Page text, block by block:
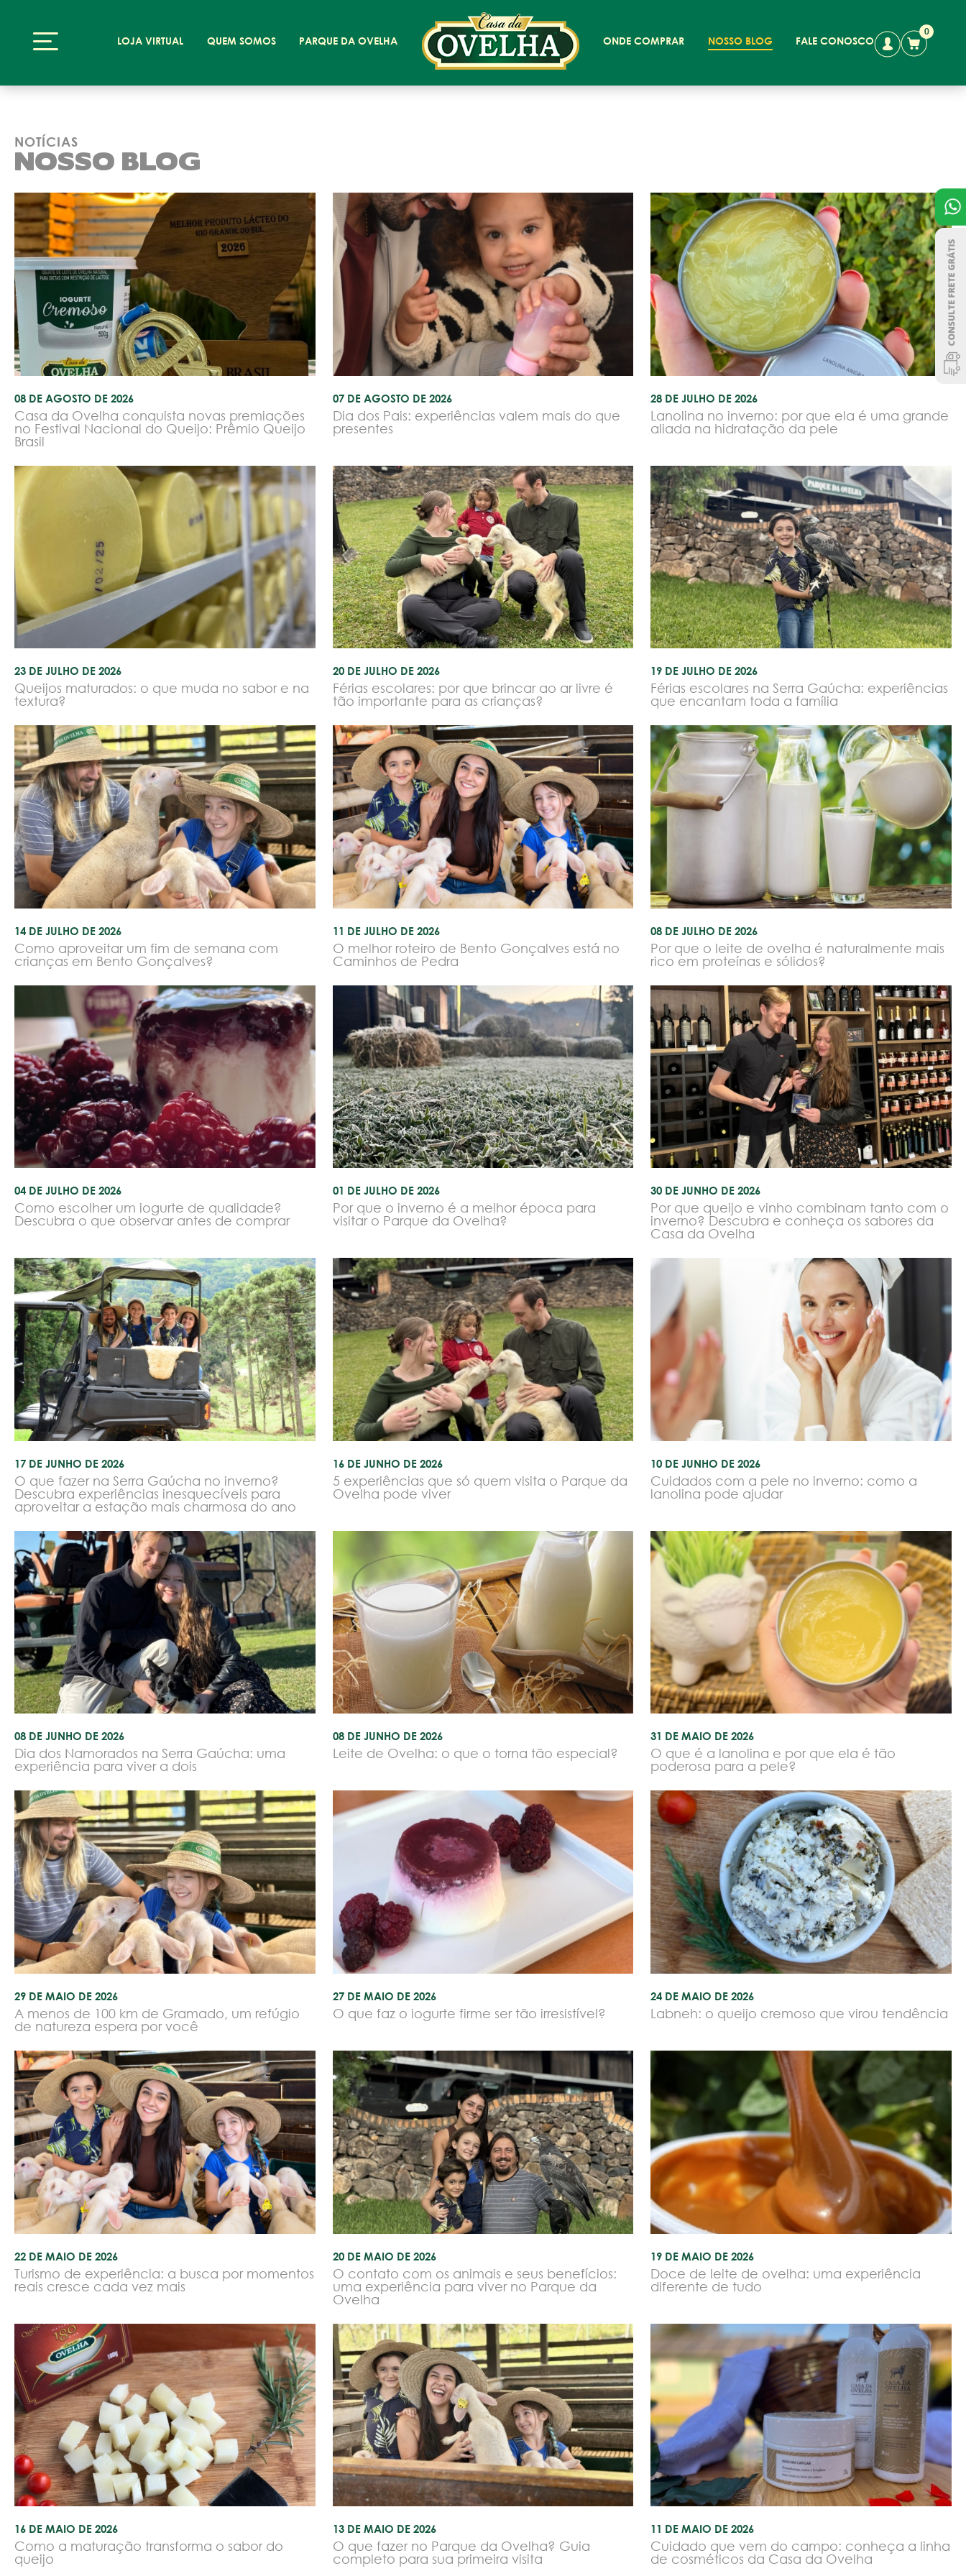
0
LOJA VIRTUAL QUEM SOMOS PARQUE DA OVELHA ONDE COMPRAR NOSSO BLOG FALE CONOSCO
NOTÍCIAS
NOSSO BLOG
08 DE AGOSTO DE 2026
Casa da Ovelha conquista novas premiações
no Festival Nacional do Queijo: Prêmio Queijo
Brasil
07 DE AGOSTO DE 2026
Dia dos Pais: experiências valem mais do que
presentes
28 DE JULHO DE 2026
Lanolina no inverno: por que ela é uma grande
aliada na hidratação da pele
23 DE JULHO DE 2026
Queijos maturados: o que muda no sabor e na
textura?
20 DE JULHO DE 2026
Férias escolares: por que brincar ao ar livre é
tão importante para as crianças?
19 DE JULHO DE 2026
Férias escolares na Serra Gaúcha: experiências
que encantam toda a família
14 DE JULHO DE 2026
Como aproveitar um fim de semana com
crianças em Bento Gonçalves?
11 DE JULHO DE 2026
O melhor roteiro de Bento Gonçalves está no
Caminhos de Pedra
08 DE JULHO DE 2026
Por que o leite de ovelha é naturalmente mais
rico em proteínas e sólidos?
04 DE JULHO DE 2026
Como escolher um iogurte de qualidade?
Descubra o que observar antes de comprar
01 DE JULHO DE 2026
Por que o inverno é a melhor época para
visitar o Parque da Ovelha?
30 DE JUNHO DE 2026
Por que queijo e vinho combinam tanto com o
inverno? Descubra e conheça os sabores da
Casa da Ovelha
17 DE JUNHO DE 2026
O que fazer na Serra Gaúcha no inverno?
Descubra experiências inesquecíveis para
aproveitar a estação mais charmosa do ano
16 DE JUNHO DE 2026
5 experiências que só quem visita o Parque da
Ovelha pode viver
10 DE JUNHO DE 2026
Cuidados com a pele no inverno: como a
lanolina pode ajudar
08 DE JUNHO DE 2026
Dia dos Namorados na Serra Gaúcha: uma
experiência para viver a dois
08 DE JUNHO DE 2026
Leite de Ovelha: o que o torna tão especial?
31 DE MAIO DE 2026
O que é a lanolina e por que ela é tão
poderosa para a pele?
29 DE MAIO DE 2026
A menos de 100 km de Gramado, um refúgio
de natureza espera por você
27 DE MAIO DE 2026
O que faz o iogurte firme ser tão irresistível?
24 DE MAIO DE 2026
Labneh: o queijo cremoso que virou tendência
22 DE MAIO DE 2026
Turismo de experiência: a busca por momentos
reais cresce cada vez mais
20 DE MAIO DE 2026
O contato com os animais e seus benefícios:
uma experiência para viver no Parque da
Ovelha
19 DE MAIO DE 2026
Doce de leite de ovelha: uma experiência
diferente de tudo
16 DE MAIO DE 2026
Como a maturação transforma o sabor do
queijo
13 DE MAIO DE 2026
O que fazer no Parque da Ovelha? Guia
completo para sua primeira visita
11 DE MAIO DE 2026
Cuidado que vem do campo: conheça a linha
de cosméticos da Casa da Ovelha